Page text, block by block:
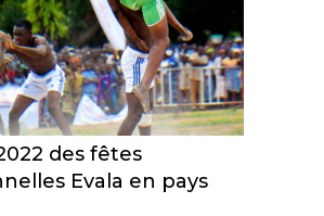
des fêtes
Evala en pays